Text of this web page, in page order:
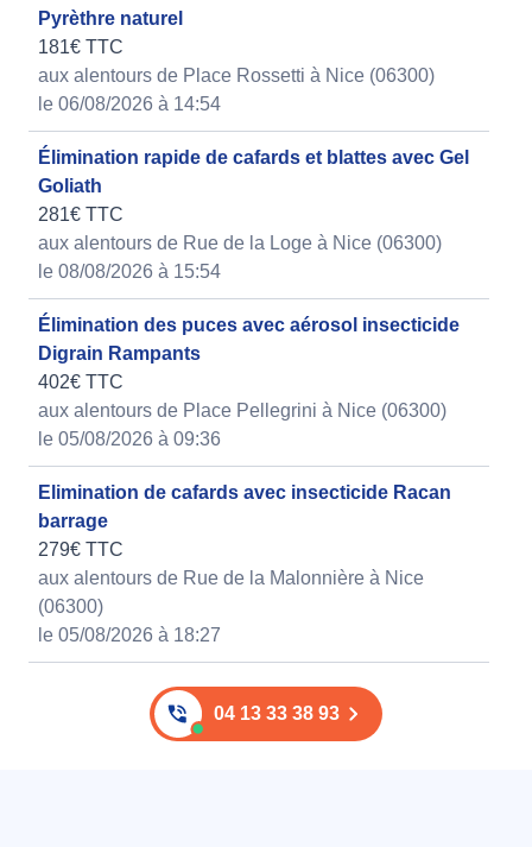
Pyrèthre naturel
181€ TTC
aux alentours de Place Rossetti à Nice (06300)
le 06/08/2026 à 14:54
Élimination rapide de cafards et blattes avec Gel
Goliath
281€ TTC
aux alentours de Rue de la Loge à Nice (06300)
le 08/08/2026 à 15:54
Élimination des puces avec aérosol insecticide
Digrain Rampants
402€ TTC
aux alentours de Place Pellegrini à Nice (06300)
le 05/08/2026 à 09:36
Elimination de cafards avec insecticide Racan
barrage
279€ TTC
aux alentours de Rue de la Malonnière à Nice
(06300)
le 05/08/2026 à 18:27
04 13 33 38 93